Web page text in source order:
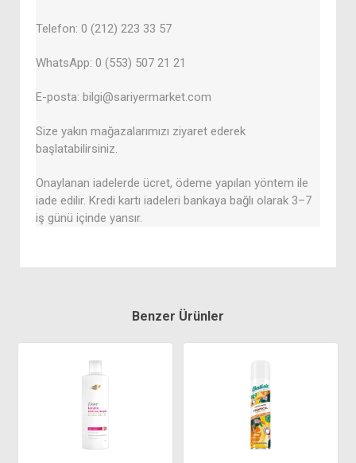
Telefon: 0 (212) 223 33 57
WhatsApp: 0 (553) 507 21 21
E-posta: bilgi@sariyermarket.com
Size yakın mağazalarımızı ziyaret ederek
başlatabilirsiniz.
Onaylanan iadelerde ücret, ödeme yapılan yöntem ile
iade edilir. Kredi kartı iadeleri bankaya bağlı olarak 3–7
iş günü içinde yansır.
Benzer Ürünler